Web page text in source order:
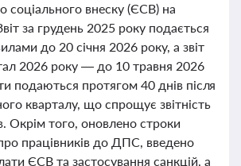
соціального внеску (ЄСВ) на
за грудень 2025 року подається
до 20 січня 2026 року, а звіт
2026 року — до 10 травня 2026
подаються протягом 40 днів після
кварталу, що спрощує звітність
Окрім того, оновлено строки
працівників до ДПС, введено
ЄСВ та застосування санкцій, а